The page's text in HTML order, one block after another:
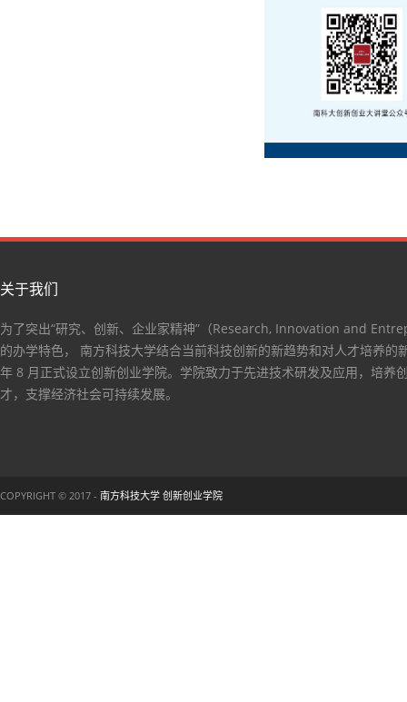
关于我们
为了突出“研究、创新、企业家精神”（Research, Innovation and
的办学特色， 南方科技大学结合当前科技创新的新趋势和对人才培养的
年 8 月正式设立创新创业学院。学院致力于先进技术研发及应用，培养
才，支撑经济社会可持续发展。
COPYRIGHT © 2017 - 南方科技大学 创新创业学院